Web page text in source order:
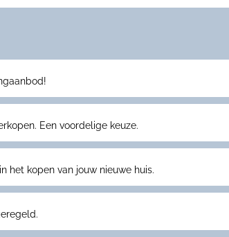
Een voordelige keuze.
het kopen van jouw nieuwe huis.